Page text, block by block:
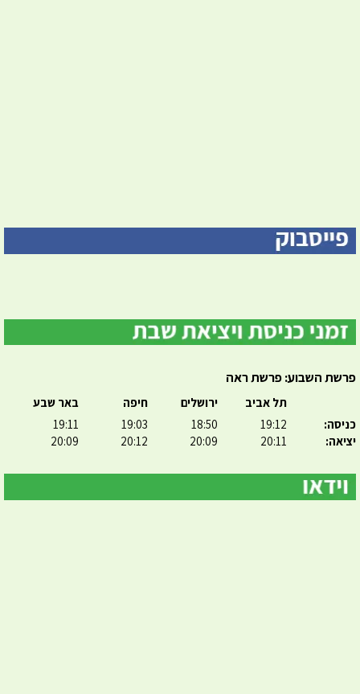
פרשת השבוע: פרשת ראה
כניסה:
יציאה:
תל אביב
19:12
20:11
ירושלים
18:50
20:09
חיפה
19:03
20:12
באר שבע
19:11
20:09